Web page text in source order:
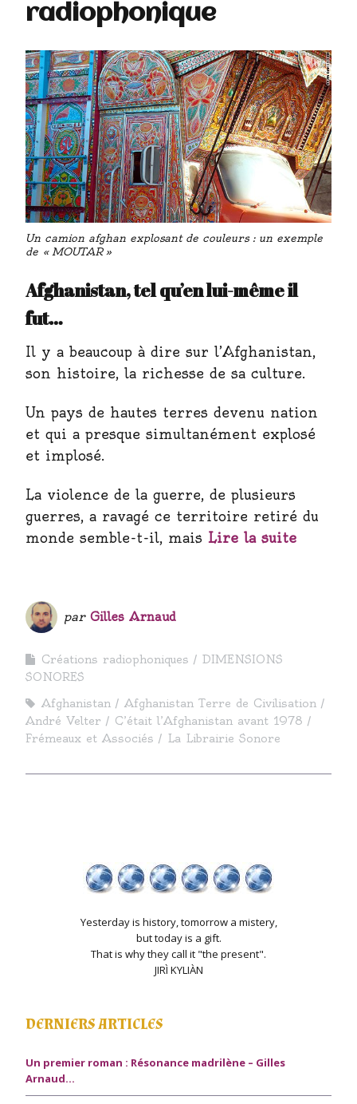
radiophonique
Un camion afghan explosant de couleurs : un exemple
de « MOUTAR »
Afghanistan, tel qu’en lui-même il
fut…
Il y a beaucoup à dire sur l’Afghanistan,
son histoire, la richesse de sa culture.
Un pays de hautes terres devenu nation
et qui a presque simultanément explosé
et implosé.
La violence de la guerre, de plusieurs
guerres, a ravagé ce territoire retiré du
monde semble-t-il, mais Lire la suite
par Gilles Arnaud
Créations radiophoniques
DIMENSIONS
SONORES
Afghanistan
Afghanistan Terre de Civilisation
André Velter
C’était l’Afghanistan avant 1978
Frémeaux et Associés
La Librairie Sonore
Yesterday is history, tomorrow a mistery,
but today is a gift.
That is why they call it "the present".
JIRÌ KYLIÀN
DERNIERS ARTICLES
Un premier roman : Résonance madrilène – Gilles
Arnaud…